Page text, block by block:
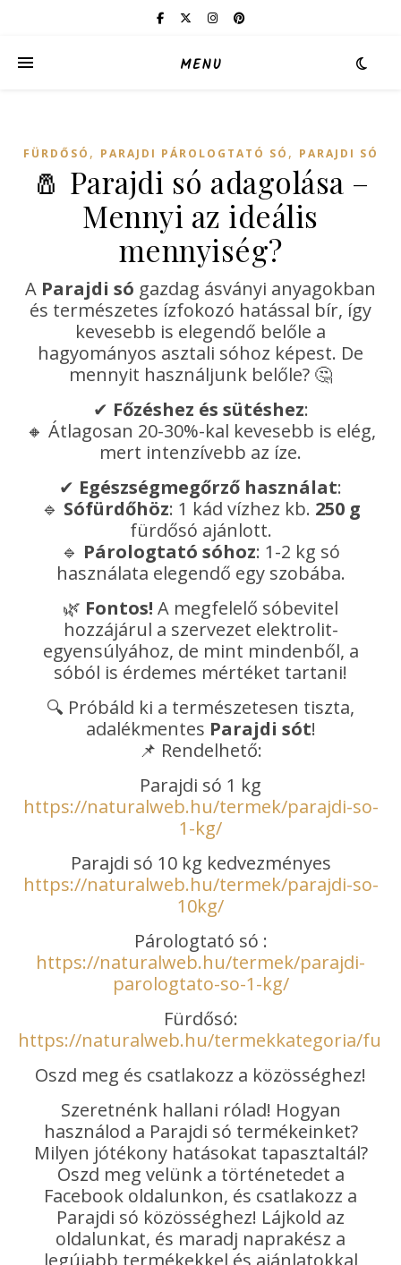
MENU
FÜRDŐSÓ , PARAJDI PÁROLOGTATÓ SÓ , PARAJDI SÓ
🧂 Parajdi só adagolása –
Mennyi az ideális
mennyiség?
Parajdi só gazdag ásványi anyagokban
és természetes ízfokozó hatással bír, így
kevesebb is elegendő belőle a
hagyományos asztali sóhoz képest. De
mennyit használjunk belőle? 🤔
✔ Főzéshez és sütéshez:
🔸 Átlagosan 20-30%-kal kevesebb is elég,
mert intenzívebb az íze.
✔ Egészségmegőrző használat:
🔹 Sófürdőhöz: 1 kád vízhez kb. 250 g
fürdősó ajánlott.
🔹 Párologtató sóhoz: 1-2 kg só
használata elegendő egy szobába.
🌿 Fontos! A megfelelő sóbevitel
hozzájárul a szervezet elektrolit-
egyensúlyához, de mint mindenből, a
sóból is érdemes mértéket tartani!
🔍 Próbáld ki a természetesen tiszta,
adalékmentes Parajdi sót!
📌 Rendelhető:
Parajdi só 1 kg
https://naturalweb.hu/termek/parajdi-so-
1-kg/
Parajdi só 10 kg kedvezményes
https://naturalweb.hu/termek/parajdi-so-
10kg/
Párologtató só :
https://naturalweb.hu/termek/parajdi-
parologtato-so-1-kg/
Fürdősó:
https://naturalweb.hu/termekkategoria/
Oszd meg és csatlakozz a közösséghez!
Szeretnénk hallani rólad! Hogyan
használod a Parajdi só termékeinket?
Milyen jótékony hatásokat tapasztaltál?
Oszd meg velünk a történetedet a
Facebook oldalunkon, és csatlakozz a
Parajdi só közösséghez! Lájkold az
oldalunkat, és maradj naprakész a
legújabb termékekkel és ajánlatokkal